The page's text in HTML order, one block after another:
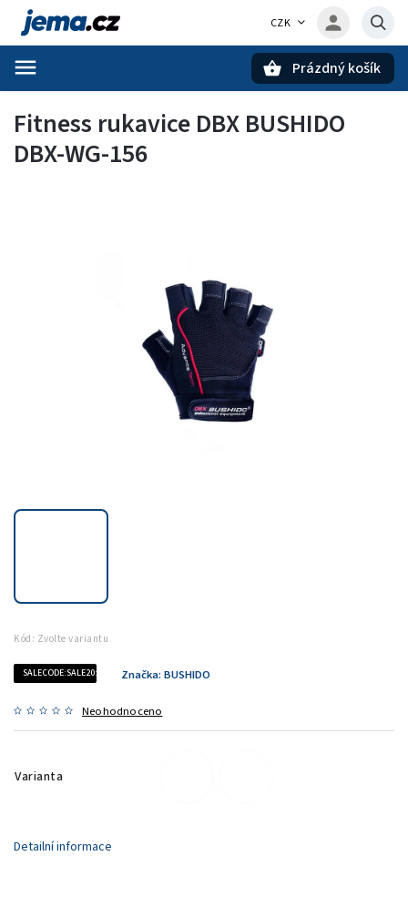
CZK
Prázdný košík
Fitness rukavice DBX BUSHIDO
DBX-WG-156
Kód: Zvolte variantu
SALECODE:SALE20:20:%
Neohodnoceno
Značka: BUSHIDO
Varianta
Detailní informace